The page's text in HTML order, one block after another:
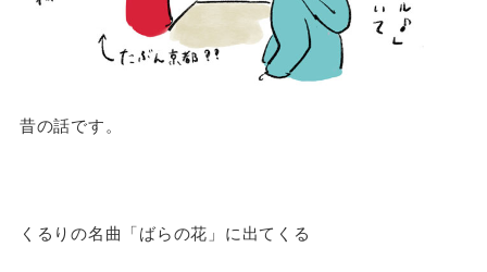
昔の話です。
くるりの名曲「ばらの花」に出てくる